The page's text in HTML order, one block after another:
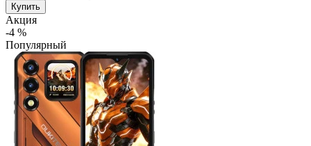
Купить
Акция
-4 %
Популярный